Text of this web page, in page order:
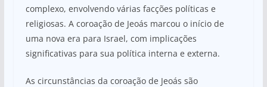
complexo, envolvendo várias facções políticas e
religiosas. A coroação de Jeoás marcou o início de
uma nova era para Israel, com implicações
significativas para sua política interna e externa.
As circunstâncias da coroação de Jeoás são